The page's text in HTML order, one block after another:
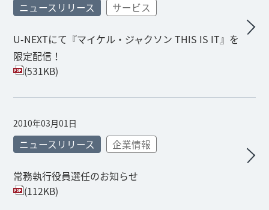
ニュースリリース サービス
U-NEXTにて『マイケル・ジャクソン THIS IS IT』を
限定配信！
(531KB)
2010年03月01日
ニュースリリース 企業情報
常務執行役員選任のお知らせ
(112KB)